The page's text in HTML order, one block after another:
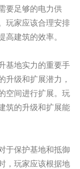
要足够的电力供
玩家应该合理安排
建筑的效率。
基地实力的重要手
升级和扩展潜力，
空间进行扩展。玩
筑的升级和扩展能
于保护基地和抵御
，玩家应该根据地